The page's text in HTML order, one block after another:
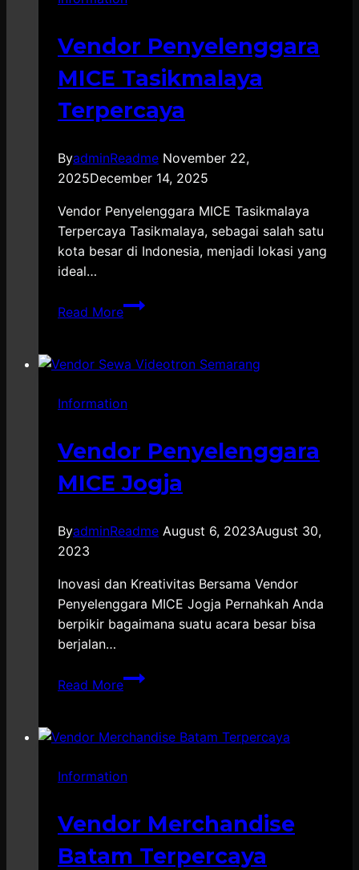
Vendor Penyelenggara
MICE Tasikmalaya
Terpercaya
ByadminReadme November 22,
2025December 14, 2025
Vendor Penyelenggara MICE Tasikmalaya
Terpercaya Tasikmalaya, sebagai salah satu
kota besar di Indonesia, menjadi lokasi yang
ideal…
Read More
Vendor
Penyelenggara
Tasikmalaya
Information
Vendor Penyelenggara
MICE Jogja
ByadminReadme August 6, 2023August 30,
2023
Inovasi dan Kreativitas Bersama Vendor
Penyelenggara MICE Jogja Pernahkah Anda
berpikir bagaimana suatu acara besar bisa
berjalan…
Read More
Vendor
Penyelenggara
Jogja
Information
Vendor Merchandise
Batam Terpercaya